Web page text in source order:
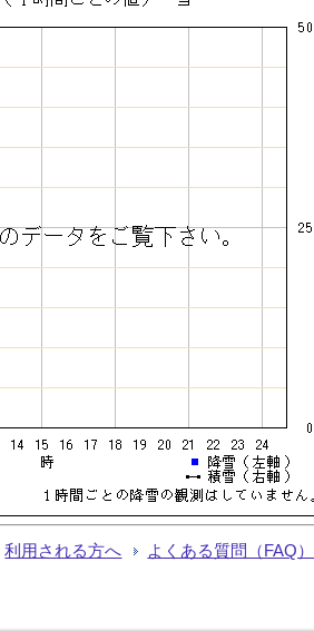
利用される方へ よくある質問（FAQ）